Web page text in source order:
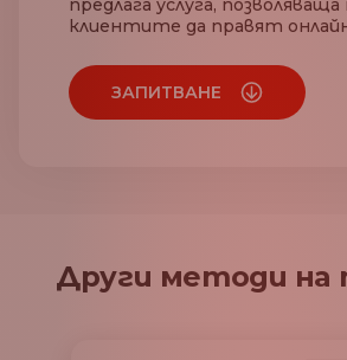
предлага услуга, позволяваща
клиентите да правят
ЗАПИТВАНЕ
Други методи на